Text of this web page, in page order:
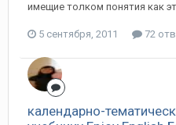
имещие толком понятия как
5 сентября, 2011 72
календарно-